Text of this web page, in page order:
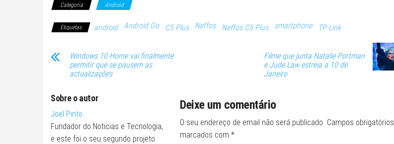
Categoria Android
Etiquetas android Android Go C5 Plus Neffos Neffos C5 Plus smartphone TP-Link
Windows 10 Home vai finalmente
permitir que se pausem as
actualizações
Filme que junta Natalie Portman
e Jude Law estreia a 10 de
Janeiro
Sobre o autor
Joel Pinto
Fundador do Noticias e Tecnologia,
e este foi o seu segundo projeto
Deixe um comentário
O seu endereço de email não será publicado. Campos obrigatórios
marcados com *